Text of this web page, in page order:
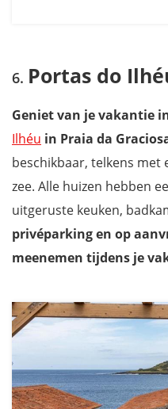
Portas do
Geniet van je vakantie
Ilhéu in Praia da
beschikbaar, telkens
zee. Alle huizen hebben
uitgeruste keuken,
privéparking en op
meenemen tijdens je